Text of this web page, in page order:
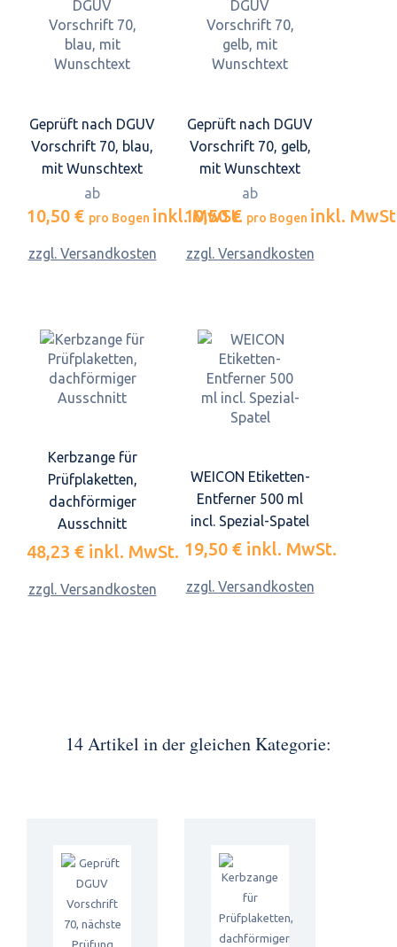
Geprüft nach DGUV
Vorschrift 70, blau,
mit Wunschtext
ab
10,50 € pro Bogen inkl. MwSt.
zzgl. Versandkosten
Geprüft nach DGUV
Vorschrift 70, gelb,
mit Wunschtext
ab
10,50 € pro Bogen inkl.
zzgl. Versandkosten
Kerbzange für
Prüfplaketten,
dachförmiger
Ausschnitt
48,23 € inkl. MwSt.
zzgl. Versandkosten
WEICON Etiketten-
Entferner 500 ml
incl. Spezial-Spatel
19,50 € inkl. MwSt.
zzgl. Versandkosten
14 Artikel in der gleichen Kategorie: